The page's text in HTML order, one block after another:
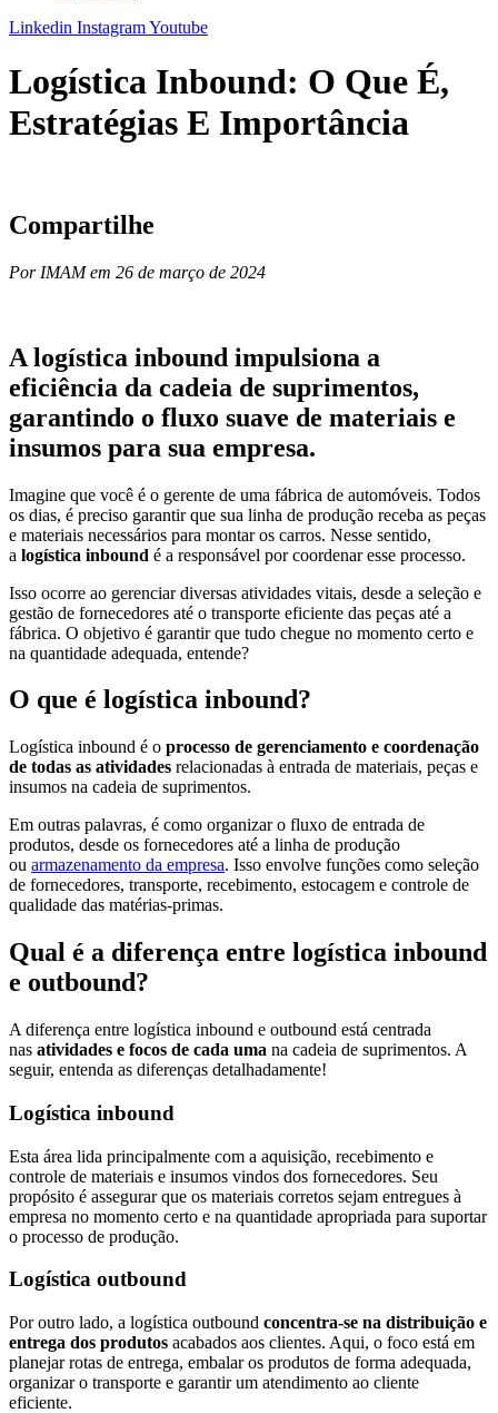
Linkedin InstagramYoutube
Logística Inbound: O Que É,
Estratégias E Importância
Compartilhe
Por IMAM em 26 de março de 2024
A logística inbound impulsiona a
eficiência da cadeia de suprimentos,
garantindo o fluxo suave de materiais e
insumos para sua empresa.
Imagine que você é o gerente de uma fábrica de automóveis. Todos
os dias, é preciso garantir que sua linha de produção receba as peças
e materiais necessários para montar os carros. Nesse sentido,
a logística inbound é a responsável por coordenar esse processo.
Isso ocorre ao gerenciar diversas atividades vitais, desde a seleção e
gestão de fornecedores até o transporte eficiente das peças até a
fábrica. O objetivo é garantir que tudo chegue no momento certo e
na quantidade adequada, entende?
O que é logística inbound?
Logística inbound é o processo de gerenciamento e coordenação
de todas as atividades relacionadas à entrada de materiais, peças e
insumos na cadeia de suprimentos.
Em outras palavras, é como organizar o fluxo de entrada de
produtos, desde os fornecedores até a linha de produção
ou armazenamento da empresa. Isso envolve funções como seleção
de fornecedores, transporte, recebimento, estocagem e controle de
qualidade das matérias-primas.
Qual é a diferença entre logística inbound
e outbound?
A diferença entre logística inbound e outbound está centrada
nas atividades e focos de cada uma na cadeia de suprimentos. A
seguir, entenda as diferenças detalhadamente!
Logística inbound
Esta área lida principalmente com a aquisição, recebimento e
controle de materiais e insumos vindos dos fornecedores. Seu
propósito é assegurar que os materiais corretos sejam entregues à
empresa no momento certo e na quantidade apropriada para suportar
o processo de produção.
Logística outbound
Por outro lado, a logística outbound concentra-se na distribuição e
entrega dos produtos acabados aos clientes. Aqui, o foco está em
planejar rotas de entrega, embalar os produtos de forma adequada,
organizar o transporte e garantir um atendimento ao cliente
eficiente.